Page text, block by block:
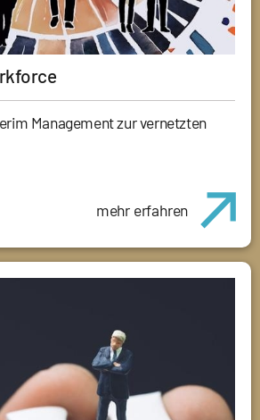
Management zur vernetzten
mehr erfahren